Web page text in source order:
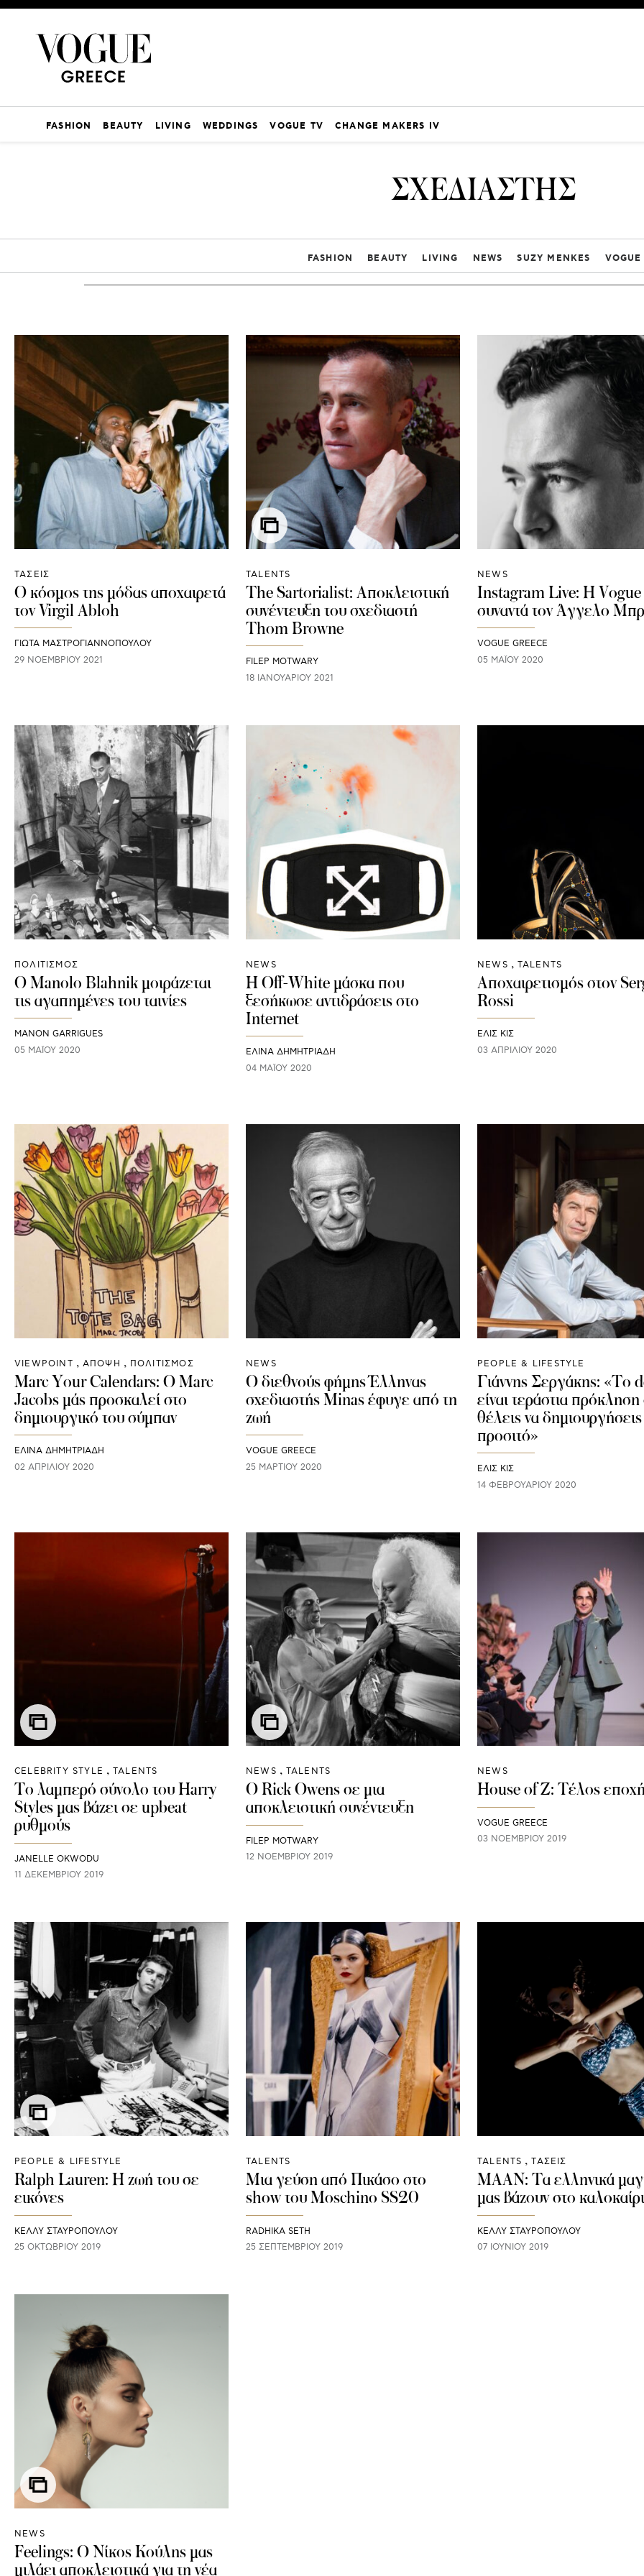
FASHION BEAUTY LIVING WEDDINGS VOGUE TV CHANGE MAKERS IV
ΣΧΕΔΙΑΣΤΗΣ
FASHION BEAUTY LIVING NEWS SUZY MENKES
ΤΑΣΕΙΣ
Ο κόσμος της μόδας αποχαιρετά
τον Virgil Abloh
ΓΙΩΤΑ ΜΑΣΤΡΟΓΙΑΝΝΟΠΟΥΛΟΥ
29 ΝΟΕΜΒΡΊΟΥ 2021
TALENTS
Τhe Sartorialist: Αποκλειστική
συνέντευξη του σχεδιαστή
Thom Browne
FILEP MOTWARY
18 ΙΑΝΟΥΑΡΊΟΥ 2021
NEWS
Instagram Live: H Vogue
συναντά τον Άγγελο
VOGUE GREECE
05 ΜΑΪ́ΟΥ 2020
ΠΟΛΙΤΙΣΜΟΣ
O Manolo Blahnik μοιράζεται
τις αγαπημένες του ταινίες
MANON GARRIGUES
05 ΜΑΪ́ΟΥ 2020
NEWS
H Off-White μάσκα που
ξεσήκωσε αντιδράσεις στο
Internet
ΕΛΙΝΑ ΔΗΜΗΤΡΙΑΔΗ
04 ΜΑΪ́ΟΥ 2020
NEWS TALENTS
Αποχαιρετισμός στον
Rossi
ΕΛΙΣ ΚΙΣ
03 ΑΠΡΙΛΊΟΥ 2020
VIEWPOINT ΑΠΟΨΗ ΠΟΛΙΤΙΣΜΟΣ
Marc Your Calendars: Ο Marc
Jacobs μάς προσκαλεί στο
δημιουργικό του σύμπαν
ΕΛΙΝΑ ΔΗΜΗΤΡΙΑΔΗ
02 ΑΠΡΙΛΊΟΥ 2020
NEWS
Ο διεθνούς φήμης Έλληνας
σχεδιαστής Μinas έφυγε από τη
ζωή
VOGUE GREECE
25 ΜΑΡΤΊΟΥ 2020
PEOPLE & LIFESTYLE
Γιάννης Σεργάκης: «Το
είναι τεράστια πρόκληση
θέλεις να δημιουργήσεις
προσιτό»
ΕΛΙΣ ΚΙΣ
14 ΦΕΒΡΟΥΑΡΊΟΥ 2020
CELEBRITY STYLE TALENTS
Το λαμπερό σύνολο του Harry
Styles μας βάζει σε upbeat
ρυθμούς
JANELLE OKWODU
11 ΔΕΚΕΜΒΡΊΟΥ 2019
NEWS TALENTS
O Rick Owens σε μια
αποκλειστική συνέντευξη
FILEP MOTWARY
12 ΝΟΕΜΒΡΊΟΥ 2019
NEWS
House of Z: Τέλος
VOGUE GREECE
03 ΝΟΕΜΒΡΊΟΥ 2019
PEOPLE & LIFESTYLE
Ralph Lauren: Η ζωή του σε
εικόνες
ΚΕΛΛΥ ΣΤΑΥΡΟΠΟΥΛΟΥ
25 ΟΚΤΩΒΡΊΟΥ 2019
TALENTS
Μια γεύση από Πικάσο στο
show του Moschino SS20
RADHIKA SETH
25 ΣΕΠΤΕΜΒΡΊΟΥ 2019
TALENTS ΤΑΣΕΙΣ
MAAN: Τα ελληνικά
μας βάζουν στο καλοκαίρι
ΚΕΛΛΥ ΣΤΑΥΡΟΠΟΥΛΟΥ
07 ΙΟΥΝΊΟΥ 2019
NEWS
Feelings: Ο Νίκος Κούλης μας
μιλάει αποκλειστικά για τη νέα